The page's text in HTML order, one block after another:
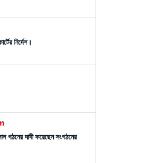
নির্দেশ।
গঠনের দাবী করেছেন সংগঠনের